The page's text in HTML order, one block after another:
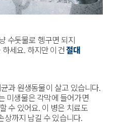
수돗물로 헹구면 되지
세요. 하지만 이건절대
과 원생동물이 살고 있습니다.
미생물은 각막에 들어가면
수 있어요. 이 병은 치료도
상까지 남길 수 있습니다.